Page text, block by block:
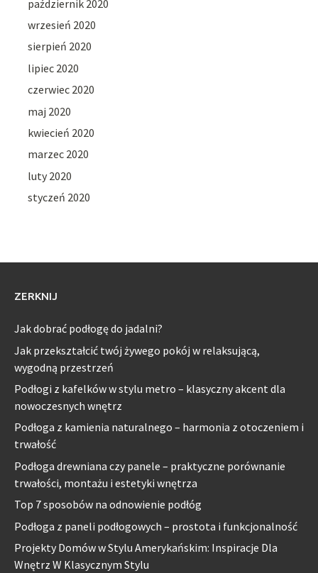
październik 2020
wrzesień 2020
sierpień 2020
lipiec 2020
czerwiec 2020
maj 2020
kwiecień 2020
marzec 2020
luty 2020
styczeń 2020
ZERKNIJ
Jak dobrać podłogę do jadalni?
Jak przekształcić twój żywego pokój w relaksującą,
wygodną przestrzeń
Podłogi z kafelków w stylu metro – klasyczny akcent dla
nowoczesnych wnętrz
Podłoga z kamienia naturalnego – harmonia z otoczeniem i
trwałość
Podłoga drewniana czy panele – praktyczne porównanie
trwałości, montażu i estetyki wnętrza
Top 7 sposobów na odnowienie podłóg
Podłoga z paneli podłogowych – prostota i funkcjonalność
Projekty Domów w Stylu Amerykańskim: Inspiracje Dla
Wnętrz W Klasycznym Stylu